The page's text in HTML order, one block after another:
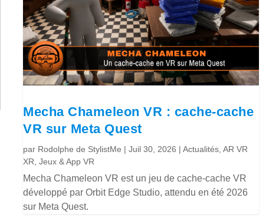
Mecha Chameleon VR : cache-cache
VR sur Meta Quest
par Rodolphe de StylistMe |Juil 30, 2026 |Actualités ,AR VR
XR ,Jeux & App VR
Mecha Chameleon VR est un jeu de cache-cache VR
développé par Orbit Edge Studio, attendu en été 2026
sur Meta Quest.